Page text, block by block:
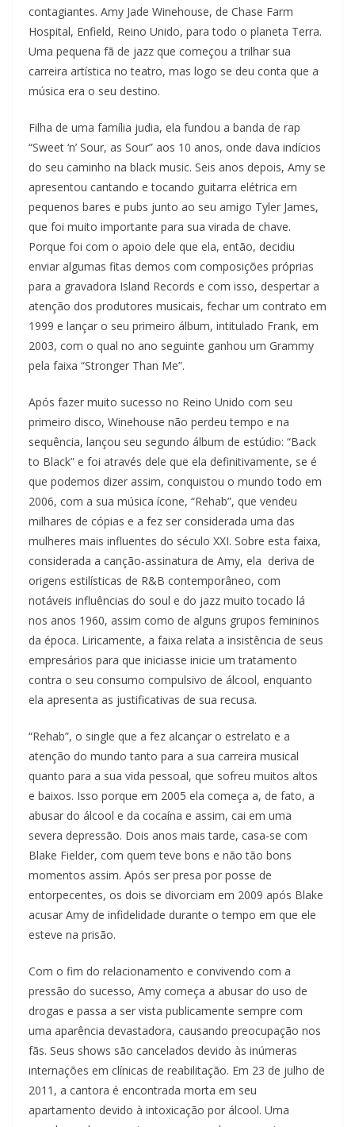
contagiantes. Amy Jade Winehouse, de Chase Farm
Hospital, Enfield, Reino Unido, para todo o planeta Terra.
Uma pequena fã de jazz que começou a trilhar sua
carreira artística no teatro, mas logo se deu conta que a
música era o seu destino.
Filha de uma família judia, ela fundou a banda de rap
“Sweet ‘n’ Sour, as Sour” aos 10 anos, onde dava indícios
do seu caminho na black music. Seis anos depois, Amy se
apresentou cantando e tocando guitarra elétrica em
pequenos bares e pubs junto ao seu amigo Tyler James,
que foi muito importante para sua virada de chave.
Porque foi com o apoio dele que ela, então, decidiu
enviar algumas fitas demos com composições próprias
para a gravadora Island Records e com isso, despertar a
atenção dos produtores musicais, fechar um contrato em
1999 e lançar o seu primeiro álbum, intitulado Frank, em
2003, com o qual no ano seguinte ganhou um Grammy
pela faixa “Stronger Than Me”.
Após fazer muito sucesso no Reino Unido com seu
primeiro disco, Winehouse não perdeu tempo e na
sequência, lançou seu segundo álbum de estúdio: “Back
to Black” e foi através dele que ela definitivamente, se é
que podemos dizer assim, conquistou o mundo todo em
2006, com a sua música ícone, “Rehab”, que vendeu
milhares de cópias e a fez ser considerada uma das
mulheres mais influentes do século XXI. Sobre esta faixa,
considerada a canção-assinatura de Amy, ela deriva de
origens estilísticas de R&B contemporâneo, com
notáveis influências do soul e do jazz muito tocado lá
nos anos 1960, assim como de alguns grupos femininos
da época. Liricamente, a faixa relata a insistência de seus
empresários para que iniciasse inicie um tratamento
contra o seu consumo compulsivo de álcool, enquanto
ela apresenta as justificativas de sua recusa.
“Rehab”, o single que a fez alcançar o estrelato e a
atenção do mundo tanto para a sua carreira musical
quanto para a sua vida pessoal, que sofreu muitos altos
e baixos. Isso porque em 2005 ela começa a, de fato, a
abusar do álcool e da cocaína e assim, cai em uma
severa depressão. Dois anos mais tarde, casa-se com
Blake Fielder, com quem teve bons e não tão bons
momentos assim. Após ser presa por posse de
entorpecentes, os dois se divorciam em 2009 após Blake
acusar Amy de infidelidade durante o tempo em que ele
esteve na prisão.
Com o fim do relacionamento e convivendo com a
pressão do sucesso, Amy começa a abusar do uso de
drogas e passa a ser vista publicamente sempre com
uma aparência devastadora, causando preocupação nos
fãs. Seus shows são cancelados devido às inúmeras
internações em clínicas de reabilitação. Em 23 de julho de
2011, a cantora é encontrada morta em seu
apartamento devido à intoxicação por álcool. Uma